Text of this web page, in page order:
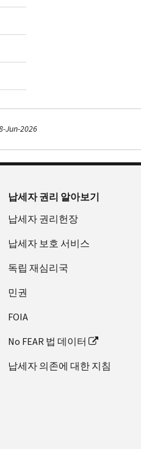
Jun-2026
납세자 권리 알아보기
납세자 권리헌장
납세자 보호 서비스
독립 재심리국
민권
FOIA
No FEAR 법 데이터
납세자 의존에 대한 지침